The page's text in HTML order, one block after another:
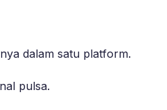
dalam satu platform.
pulsa.